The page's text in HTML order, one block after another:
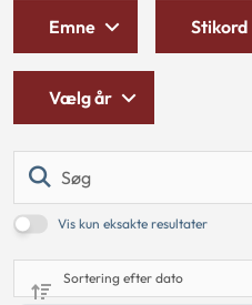
Vis kun eksakte resultater
Emne Stikord
Vælg år